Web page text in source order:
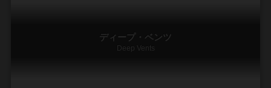
ディープ・ベンツ
Deep Vents